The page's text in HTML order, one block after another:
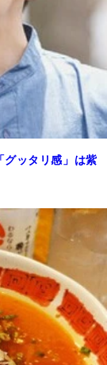
ッタリ感」は紫